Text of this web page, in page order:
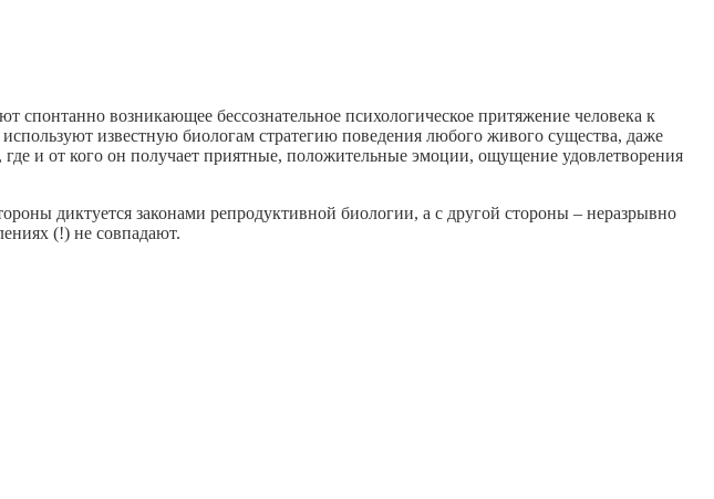
спонтанно возникающее бессознательное психологическое притяжение человека к
известную биологам стратегию поведения любого живого существа, даже
где и от кого он получает приятные, положительные эмоции, ощущение удовлетворения
диктуется законами репродуктивной биологии, а с другой стороны – неразрывно
(!) не совпадают.